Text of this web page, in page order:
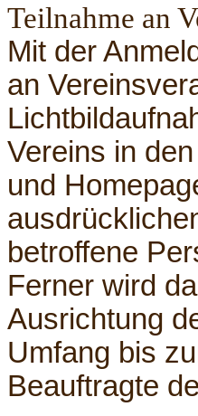
Teilnahme an
Mit der
an
Vereins in
und
betroffene
Ferner wird
Ausrichtung
Umfang bis
Beauftragte